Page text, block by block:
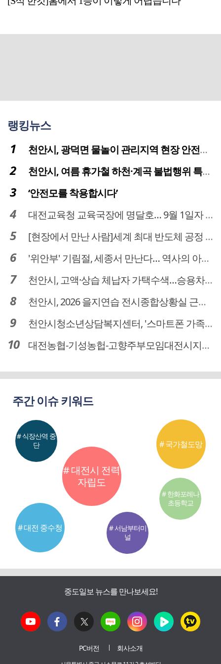
랭킹뉴스
천안시, 광덕면 물놀이 관리지역 현장 안전점검 실시
천안시, 여름 휴가철 하천·계곡 불법행위 특별단속
‘안전모를 착용합시다’
대전교육청 교육국장에 명달호… 9월 1일자 181명 인사
[현장에서 만난 사람]세계 최대 반도체 공정 장비 제조 기업 ASML 한종호 매니저
'위안부' 기림절, 세종서 만난다… 역사의 아픔 치유, '평화의 장'
천안시, 고액·상습 체납자 가택수색…승용차 압류·공매 착수
천안시, 2026 을지연습 전시종합상황실 근무자 사전교육
천안시청소년상담복지센터, '스마트폰 가족치유캠프' 운영
대전농협-기성농헙-고향주부모임대전시지회, 이심점심 중식지원 봉사활동
주간 이슈 키워드
# 대전시 전력
자립도
# 대전 중수청
# 국가철도망
# 식장산역 중
단
# 서남부터미
널
# 한화포레나
초등학교
중도일보 뉴스를 만나보세요!
PC버전 회사소개